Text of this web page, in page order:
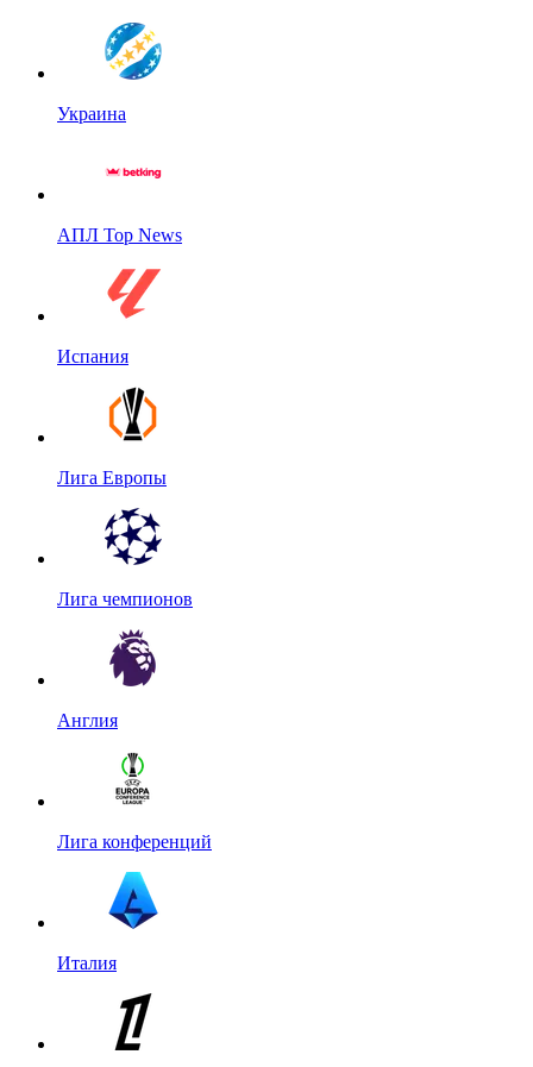
Украина
АПЛ Top News
Испания
Лига Европы
Лига чемпионов
Англия
Лига конференций
Италия